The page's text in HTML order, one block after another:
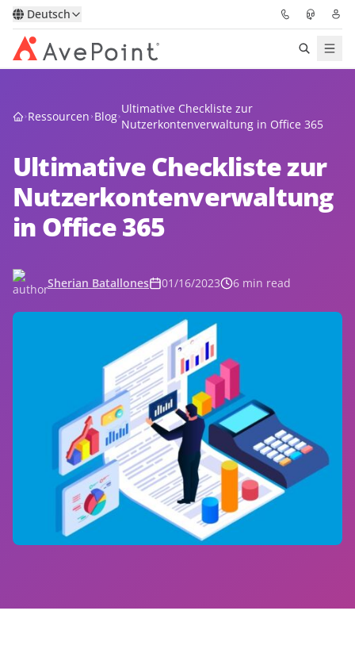
Deutsch
Pricing
Für Partner
Sprechen Sie mit unseren
Ressourcen Blog
Ultimative Checkliste zur
Nutzerkontenverwaltung in Office 365
Ultimative Checkliste zur
Nutzerkontenverwaltung
in Office 365
Sherian Batallones 01/16/2023 6 min read